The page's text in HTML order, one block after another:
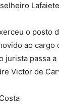
o posto
ao
jurista passa
Victor de